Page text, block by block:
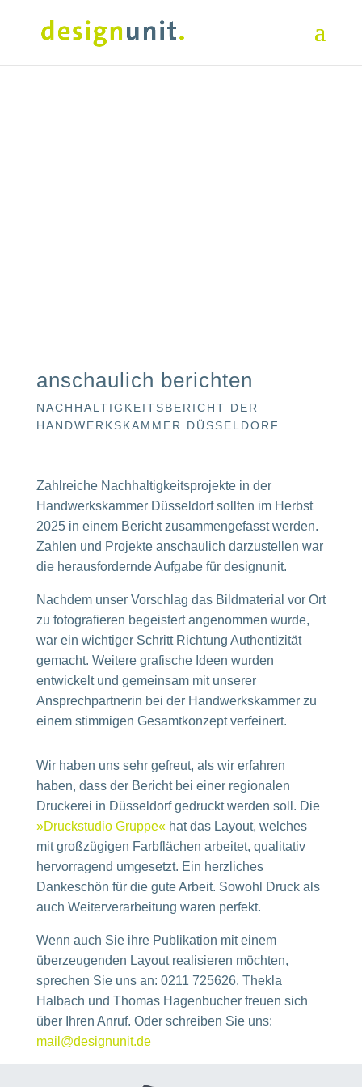
anschaulich berichten
NACHHALTIGKEITSBERICHT DER
HANDWERKSKAMMER DÜSSELDORF
Zahlreiche Nachhaltigkeitsprojekte in der
Handwerkskammer Düsseldorf sollten im Herbst
2025 in einem Bericht zusammengefasst werden.
Zahlen und Projekte anschaulich darzustellen war
die herausfordernde Aufgabe für designunit.
Nachdem unser Vorschlag das Bildmaterial vor Ort
zu fotografieren begeistert angenommen wurde,
war ein wichtiger Schritt Richtung Authentizität
gemacht. Weitere grafische Ideen wurden
entwickelt und gemeinsam mit unserer
Ansprechpartnerin bei der Handwerkskammer zu
einem stimmigen Gesamtkonzept verfeinert.
Wir haben uns sehr gefreut, als wir erfahren
haben, dass der Bericht bei einer regionalen
Druckerei in Düsseldorf gedruckt werden soll. Die
»Druckstudio Gruppe«hat das Layout, welches
mit großzügigen Farbflächen arbeitet, qualitativ
hervorragend umgesetzt. Ein herzliches
Dankeschön für die gute Arbeit. Sowohl Druck als
auch Weiter­ver­arbei­tung waren perfekt.
Wenn auch Sie ihre Publikation mit einem
überzeugenden Layout realisieren möchten,
sprechen Sie uns an: 0211 725626. Thekla
Halbach und Thomas Hagenbucher freuen sich
über Ihren Anruf. Oder schreiben Sie uns:
mail@designunit.de